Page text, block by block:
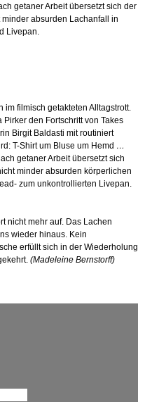
getaner Arbeit übersetzt sich der
absurden Lachanfall in
Livepan.
im filmisch getakteten Alltagstrott.
den Fortschritt von Takes
Birgit Baldasti mit routiniert
T-Shirt um Bluse um Hemd …
getaner Arbeit übersetzt sich
minder absurden körperlichen
zum unkontrollierten Livepan.
nicht mehr auf. Das Lachen
wieder hinaus. Kein
erfüllt sich in der Wiederholung
(Madeleine Bernstorff)